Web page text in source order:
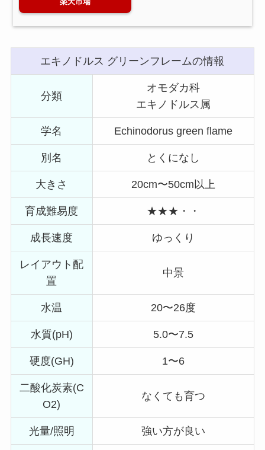
エキノドルス グリーンフレームの情報
分類
オモダカ科
エキノドルス属
学名 Echinodorus green flame
別名 とくになし
大きさ 20cm〜50cm以上
育成難易度 ★★★・・
成長速度 ゆっくり
レイアウト配
置
中景
水温 20〜26度
水質(pH) 5.0〜7.5
硬度(GH) 1〜6
二酸化炭素(C
O2)
なくても育つ
光量/照明 強い方が良い